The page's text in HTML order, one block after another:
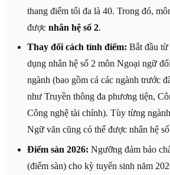
thang điểm tối đa là 40. Trong đó,
được nhân hệ số 2.
Thay đổi cách tính điểm: Bắt đầu
dụng nhân hệ số 2 môn Ngoại ngữ
ngành (bao gồm cả các ngành trước
như Truyền thông đa phương tiện,
Công nghệ tài chính). Tùy từng
Ngữ văn cũng có thể được nhân hệ
Điểm sàn 2026: Ngưỡng đảm bảo
(điểm sàn) cho kỳ tuyển sinh năm